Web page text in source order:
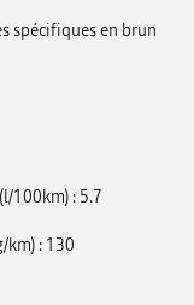
spécifiques en brun
100km) 5.7
km) 130